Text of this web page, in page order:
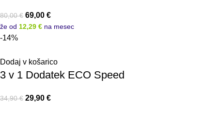
80,00€ 69,00 €
že od 12,29 € na mesec
-14%
Dodaj v košarico
3 v 1 Dodatek ECO Speed
34,90€ 29,90 €